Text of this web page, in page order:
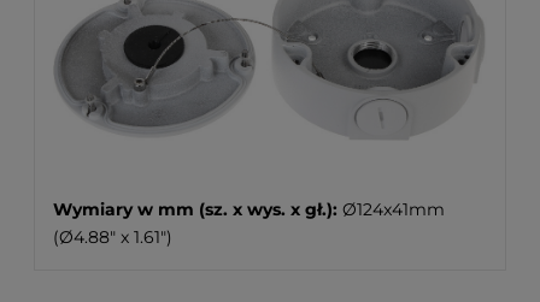
Wymiary w mm (sz. x wys. x gł.): Ø124x41mm
(Ø4.88" x 1.61")